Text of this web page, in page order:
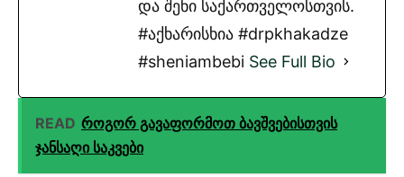
და შენი საქართველოსთვის.
#აქხარისხია #drpkhakadze
#sheniambebi See Full Bio
READ როგორ გავაფორმოთ ბავშვებისთვის
ჯანსაღი საკვები